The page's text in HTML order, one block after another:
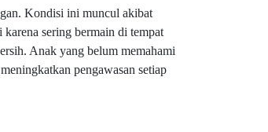
Kondisi ini muncul akibat
sering bermain di tempat
Anak yang belum memahami
pengawasan setiap